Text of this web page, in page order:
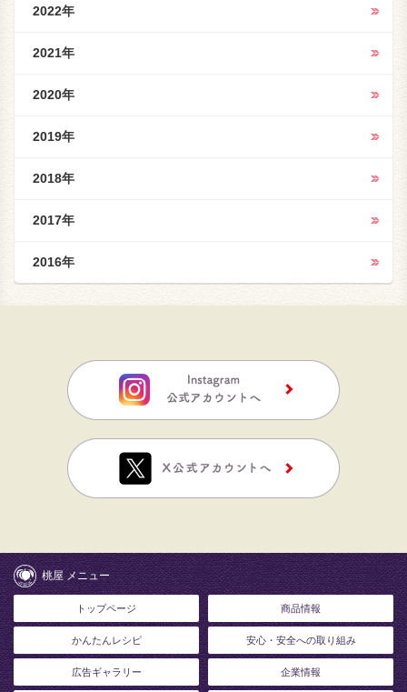
2022年
2021年
2020年
2019年
2018年
2017年
2016年
桃屋 メニュー
トップページ 商品情報
かんたんレシピ 安心・安全への取り組み
広告ギャラリー 企業情報